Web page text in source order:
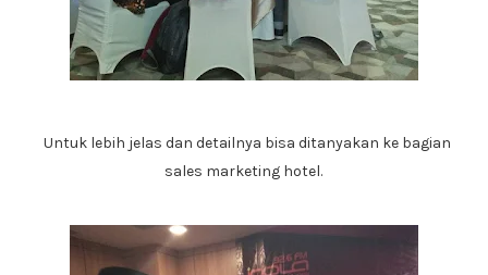
Untuk lebih jelas dan detailnya bisa ditanyakan ke bagian
sales marketing hotel.